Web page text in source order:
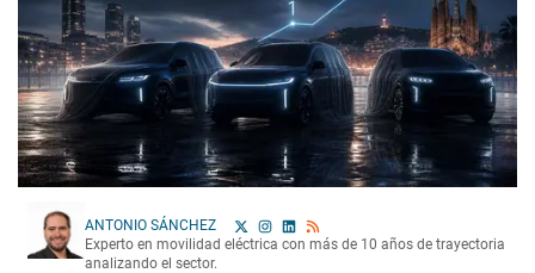
ANTONIO SÁNCHEZ
Experto en movilidad eléctrica con más de 10 años de trayectoria
analizando el sector.